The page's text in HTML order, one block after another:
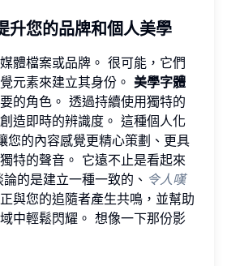
升您的品牌和個人美學
體檔案或品牌。 很可能，它們
元素來建立其身份。 美學字體
的角色。 透過持續使用獨特的
造即時的辨識度。 這種個人化
您的內容感覺更精心策劃、更具
特的聲音。 它遠不止是看起來
的是建立一種一致的、 令人嘆
與您的追隨者產生共鳴，並幫助
中輕鬆閃耀。 想像一下那份影